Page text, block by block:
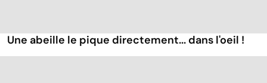
Une abeille le pique directement... dans l'oeil !